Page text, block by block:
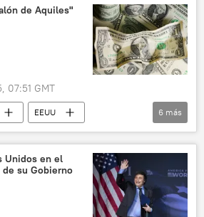
ONU
de Aquiles"
07:51 GMT
EEUU
Times
seguridad
SWIFT
6 más
Unidos en el
su Gobierno